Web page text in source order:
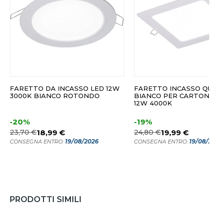
FARETTO DA INCASSO LED 12W
3000K BIANCO ROTONDO
-20%
23,70 €18,99 €
CONSEGNA ENTRO: 19/08/2026
FARETTO INCASSO
BIANCO PER
12W 4000K
-19%
24,80 €19,99 €
CONSEGNA ENTRO: 19/08/
PRODOTTI SIMILI